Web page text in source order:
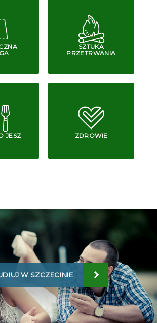
SZTUKA
PRZETRWANIA
JESZ ZDROWIE
W SZCZECINIE